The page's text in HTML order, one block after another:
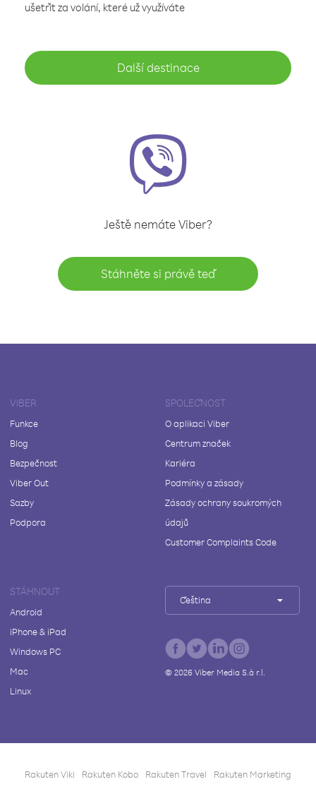
ušetřit za volání, které už využíváte
Další destinace
Ještě nemáte Viber?
Stáhněte si právě teď
VIBER
Funkce
Blog
Bezpečnost
Viber Out
Sazby
Podpora
SPOLEČNOST
O aplikaci Viber
Centrum značek
Kariéra
Podmínky a zásady
Zásady ochrany soukromých
údajů
Customer Complaints Code
STÁHNOUT
Android
iPhone & iPad
Windows PC
Mac
Linux
Čeština
© 2026Viber Media S.à r.l.
Rakuten Viki Rakuten Kobo Rakuten Travel Rakuten Marketing